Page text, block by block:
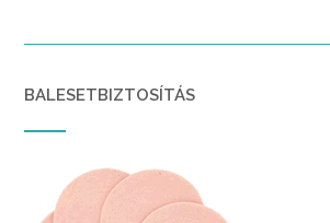
BALESETBIZTOSÍTÁS